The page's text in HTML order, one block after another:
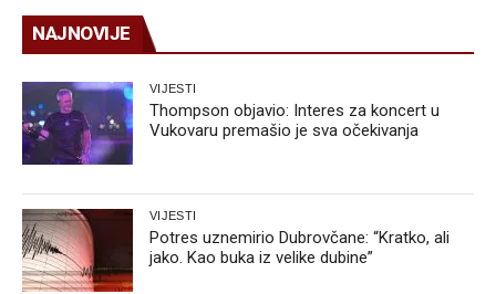
NAJNOVIJE
VIJESTI
Thompson objavio: Interes za koncert u
Vukovaru premašio je sva očekivanja
VIJESTI
Potres uznemirio Dubrovčane: “Kratko, ali
jako. Kao buka iz velike dubine”